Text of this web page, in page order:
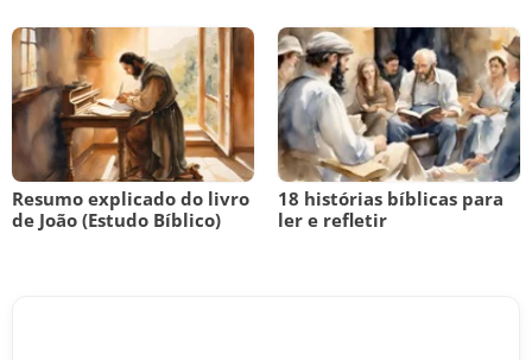
Resumo explicado do livro
de João (Estudo Bíblico)
18 histórias bíblicas para
ler e refletir